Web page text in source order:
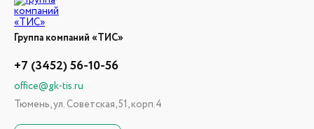
Группа компаний «ТИС»
+7 (3452) 56-10-56
office@gk-tis.ru
Тюмень, ул. Советская, 51, корп.4